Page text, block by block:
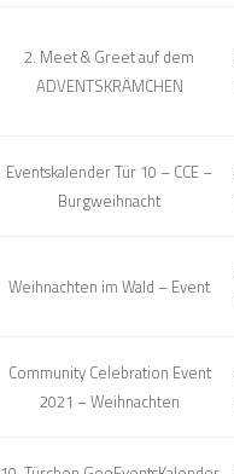
2. Meet & Greet auf dem
ADVENTSKRÄMCHEN
Eventskalender Tür 10 – CCE –
Burgweihnacht
Weihnachten im Wald – Event
Community Celebration Event
2021 – Weihnachten